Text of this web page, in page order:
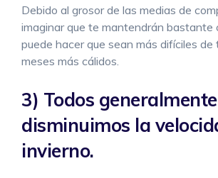
Debido al grosor de las medias de
imaginar que te mantendrán bastante
puede hacer que sean más difíciles de
meses más cálidos.
3) Todos generalmente
disminuimos la
invierno.